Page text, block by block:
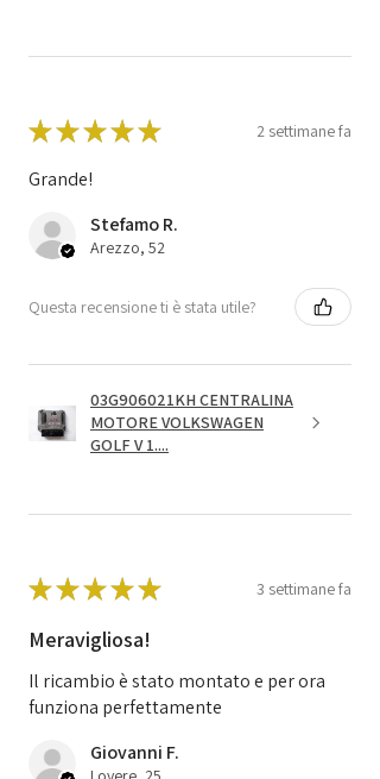
★★★★★ 2 settimane fa
Grande!
Stefamo R.
Arezzo, 52
Questa recensione ti è stata utile?
03G906021KH CENTRALINA
MOTORE VOLKSWAGEN
GOLF V 1....
★★★★★ 3 settimane fa
Meravigliosa!
Il ricambio è stato montato e per ora
funziona perfettamente
Giovanni F.